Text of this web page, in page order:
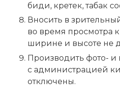
биди, кретек, табак
Вносить в
во время просмотра
ширине и высоте не
Производить фото- и
с администрацией
отключены.